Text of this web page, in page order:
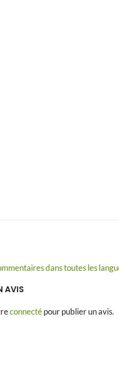
dans toutes les
AVIS
connectépour publier un avis.